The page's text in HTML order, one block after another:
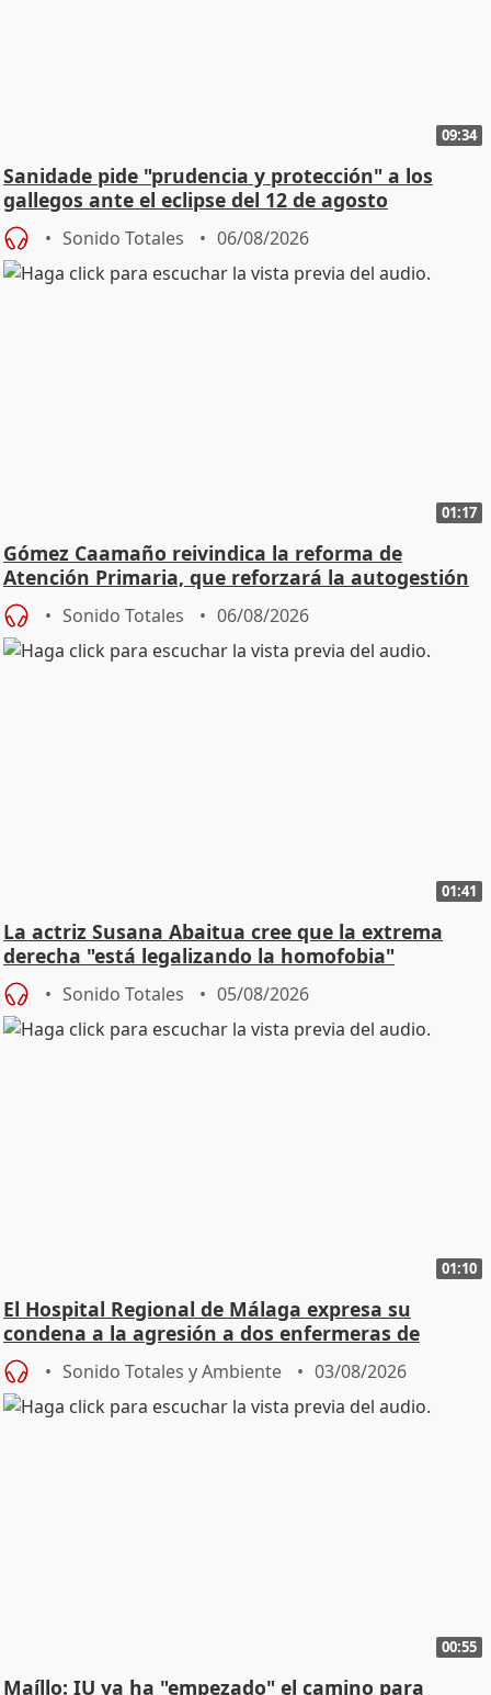
09:34
Sanidade pide "prudencia y protección" a los
gallegos ante el eclipse del 12 de agosto
Sonido Totales 06/08/2026
01:17
Gómez Caamaño reivindica la reforma de
Atención Primaria, que reforzará la autogestión
Sonido Totales 06/08/2026
01:41
La actriz Susana Abaitua cree que la extrema
derecha "está legalizando la homofobia"
Sonido Totales 05/08/2026
01:10
El Hospital Regional de Málaga expresa su
condena a la agresión a dos enfermeras de
Urgencias
Sonido Totales y Ambiente 03/08/2026
00:55
Maíllo: IU ya ha "empezado" el camino para